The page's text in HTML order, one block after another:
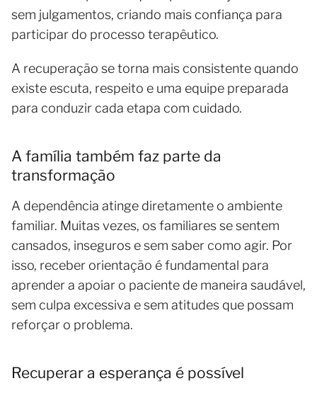
sem julgamentos, criando mais confiança para
participar do processo terapêutico.
A recuperação se torna mais consistente quando
existe escuta, respeito e uma equipe preparada
para conduzir cada etapa com cuidado.
A família também faz parte da
transformação
A dependência atinge diretamente o ambiente
familiar. Muitas vezes, os familiares se sentem
cansados, inseguros e sem saber como agir. Por
isso, receber orientação é fundamental para
aprender a apoiar o paciente de maneira saudável,
sem culpa excessiva e sem atitudes que possam
reforçar o problema.
Recuperar a esperança é possível